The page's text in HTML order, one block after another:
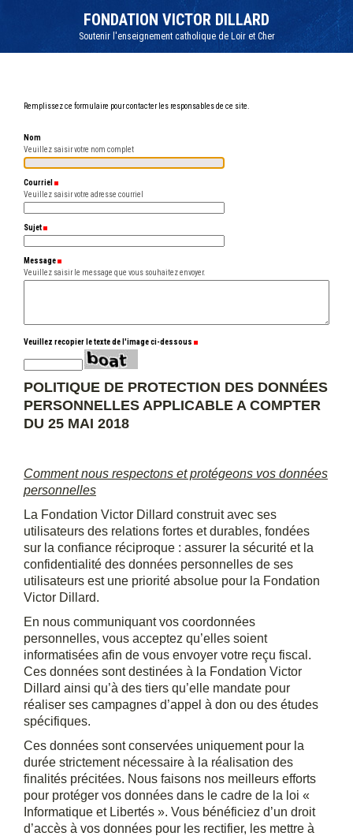
la
FONDATION VICTOR DILLARD
Soutenir l'enseignement catholique de Loir et Cher
Remplissez ce formulaire pour contacter les responsables de ce site.
Nom
Veuillez saisir votre nom complet
Courriel
Veuillez saisir votre adresse courriel
Sujet
Message
Veuillez saisir le message que vous souhaitez envoyer.
Veuillez recopier le texte de l'image ci-dessous
POLITIQUE DE PROTECTION DES DONNÉES
PERSONNELLES APPLICABLE A COMPTER
DU 25 MAI 2018
Comment nous respectons et protégeons vos données
personnelles
La Fondation Victor Dillard construit avec ses
utilisateurs des relations fortes et durables, fondées
sur la confiance réciproque : assurer la sécurité et la
confidentialité des données personnelles de ses
utilisateurs est une priorité absolue pour la Fondation
Victor Dillard.
En nous communiquant vos coordonnées
personnelles, vous acceptez qu’elles soient
informatisées afin de vous envoyer votre reçu fiscal.
Ces données sont destinées à la Fondation Victor
Dillard ainsi qu’à des tiers qu’elle mandate pour
réaliser ses campagnes d’appel à don ou des études
spécifiques.
Ces données sont conservées uniquement pour la
durée strictement nécessaire à la réalisation des
finalités précitées. Nous faisons nos meilleurs efforts
pour protéger vos données dans le cadre de la loi «
Informatique et Libertés ». Vous bénéficiez d’un droit
d’accès à vos données pour les rectifier, les mettre à